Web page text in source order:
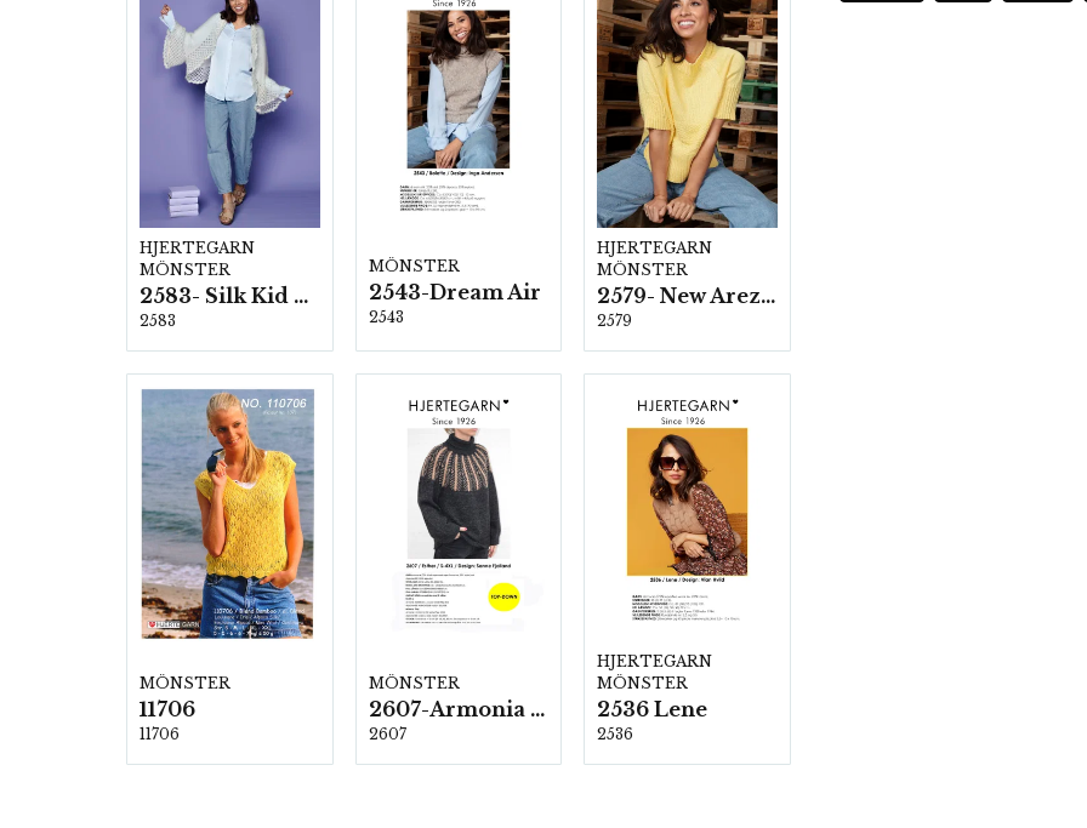
HJERTEGARN
MÖNSTER
2583- Silk Kid Mohair
2583
MÖNSTER
2543-Dream Air
2543
HJERTEGARN
MÖNSTER
2579- New Arezzo
2579
MÖNSTER
11706
11706
MÖNSTER
2607-Armonia och Alpaca 400
2607
HJERTEGARN
MÖNSTER
2536 Lene
2536